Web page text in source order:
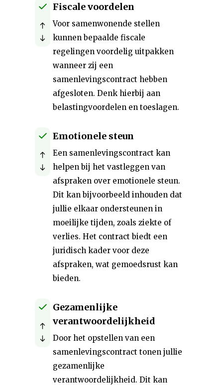
Fiscale voordelen
Voor samenwonende stellen
kunnen bepaalde fiscale
regelingen voordelig uitpakken
wanneer zij een
samenlevingscontract hebben
afgesloten. Denk hierbij aan
belastingvoordelen en toeslagen.
Emotionele steun
Een samenlevingscontract kan
helpen bij het vastleggen van
afspraken over emotionele steun.
Dit kan bijvoorbeeld inhouden dat
jullie elkaar ondersteunen in
moeilijke tijden, zoals ziekte of
verlies. Het contract biedt een
juridisch kader voor deze
afspraken, wat gemoedsrust kan
bieden.
Gezamenlijke
verantwoordelijkheid
Door het opstellen van een
samenlevingscontract tonen jullie
gezamenlijke
verantwoordelijkheid. Dit kan